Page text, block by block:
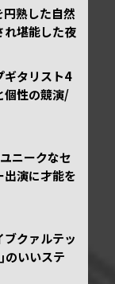
熟した自然
れ堪能した夜
ギタリスト4
個性の競演/
ニークなセ
出演に才能を
クァルテッ
のいいステ